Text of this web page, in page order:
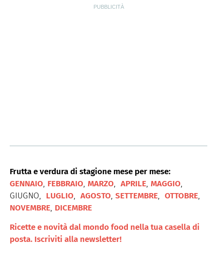
Frutta e verdura di stagione mese per mese:
GENNAIO, FEBBRAIO, MARZO, APRILE, MAGGIO,
GIUGNO, LUGLIO, AGOSTO, SETTEMBRE, OTTOBRE,
NOVEMBRE, DICEMBRE
Ricette e novità dal mondo food nella tua casella di
posta. Iscriviti alla newsletter!